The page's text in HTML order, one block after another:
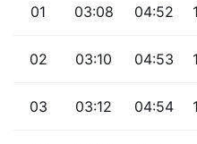
01 03:08 04:52
02 03:10 04:53
03 03:12 04:54